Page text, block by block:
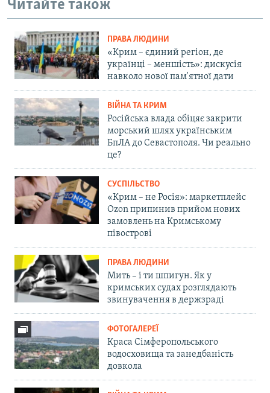
Читайте також
ПРАВА ЛЮДИНИ
«Крим – єдиний регіон, де
українці – меншість»: дискусія
навколо нової пам'ятної дати
ВІЙНА ТА КРИМ
Російська влада обіцяє закрити
морський шлях українським
БпЛА до Севастополя. Чи реально
це?
СУСПІЛЬСТВО
«Крим – не Росія»: маркетплейс
Ozon припинив прийом нових
замовлень на Кримському
півострові
ПРАВА ЛЮДИНИ
Мить – і ти шпигун. Як у
кримських судах розглядають
звинувачення в держзраді
ФОТОГАЛЕРЕЇ
Краса Сімферопольського
водосховища та занедбаність
довкола